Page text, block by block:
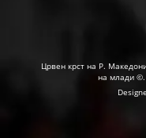
Црвен крст на Р.
на млади ©.